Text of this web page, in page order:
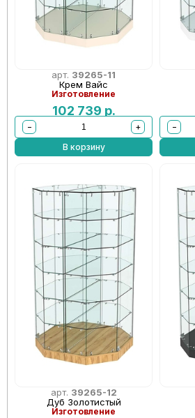
арт. 39265-11
Крем Вайс
Изготовление
102 739 р.
−
+
В корзину
−
арт. 39265-12
Дуб Золотистый
Изготовление